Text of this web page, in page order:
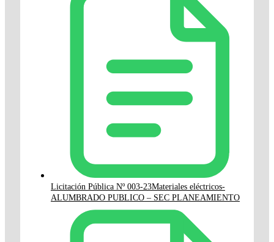
Licitación Pública Nº 003-23Materiales eléctricos-
ALUMBRADO PUBLICO – SEC PLANEAMIENTO